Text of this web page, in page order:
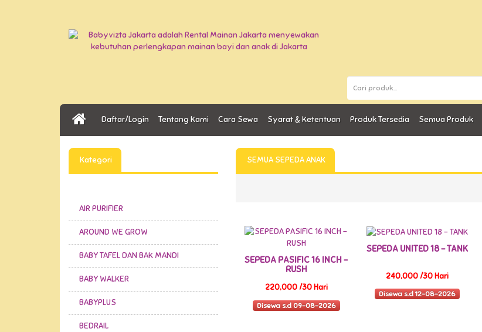
Daftar/Login Tentang Kami Cara Sewa Syarat & Ketentuan Produk Tersedia Semua Produk
Kategori
AIR PURIFIER
AROUND WE GROW
BABY TAFEL DAN BAK MANDI
BABY WALKER
BABYPLUS
BEDRAIL
SEMUA SEPEDA ANAK
SEPEDA PASIFIC 16 INCH -
RUSH
220,000 /30 Hari
Disewa s.d 09-08-2026
SEPEDA UNITED 18 - TANK
240,000 /30 Hari
Disewa s.d 12-08-2026